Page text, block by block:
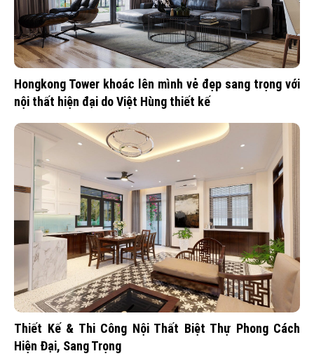
Hongkong Tower khoác lên mình vẻ đẹp sang trọng với
nội thất hiện đại do Việt Hùng thiết kế
Thiết Kế & Thi Công Nội Thất Biệt Thự Phong Cách
Hiện Đại, Sang Trọng